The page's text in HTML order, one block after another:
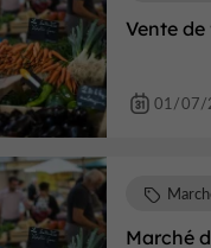
Vente
01/07/
Marché